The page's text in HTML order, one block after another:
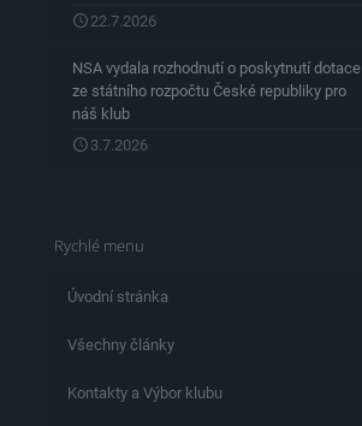
22.7.2026
NSA vydala rozhodnutí o poskytnutí dotace
ze státního rozpočtu České republiky pro
náš klub
3.7.2026
Rychlé menu
Úvodní stránka
Všechny články
Kontakty a Výbor klubu